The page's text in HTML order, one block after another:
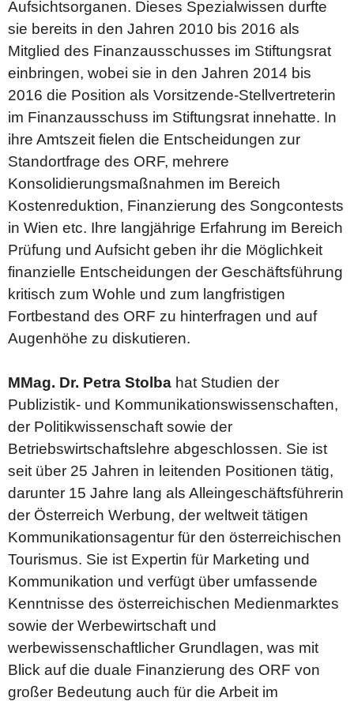
Aufsichtsorganen. Dieses Spezialwissen durfte
sie bereits in den Jahren 2010 bis 2016 als
Mitglied des Finanzausschusses im Stiftungsrat
einbringen, wobei sie in den Jahren 2014 bis
2016 die Position als Vorsitzende-Stellvertreterin
im Finanzausschuss im Stiftungsrat innehatte. In
ihre Amtszeit fielen die Entscheidungen zur
Standortfrage des ORF, mehrere
Konsolidierungsmaßnahmen im Bereich
Kostenreduktion, Finanzierung des Songcontests
in Wien etc. Ihre langjährige Erfahrung im Bereich
Prüfung und Aufsicht geben ihr die Möglichkeit
finanzielle Entscheidungen der Geschäftsführung
kritisch zum Wohle und zum langfristigen
Fortbestand des ORF zu hinterfragen und auf
Augenhöhe zu diskutieren.
MMag. Dr. Petra Stolba hat Studien der
Publizistik- und Kommunikationswissenschaften,
der Politikwissenschaft sowie der
Betriebswirtschaftslehre abgeschlossen. Sie ist
seit über 25 Jahren in leitenden Positionen tätig,
darunter 15 Jahre lang als Alleingeschäftsführerin
der Österreich Werbung, der weltweit tätigen
Kommunikationsagentur für den österreichischen
Tourismus. Sie ist Expertin für Marketing und
Kommunikation und verfügt über umfassende
Kenntnisse des österreichischen Medienmarktes
sowie der Werbewirtschaft und
werbewissenschaftlicher Grundlagen, was mit
Blick auf die duale Finanzierung des ORF von
großer Bedeutung auch für die Arbeit im